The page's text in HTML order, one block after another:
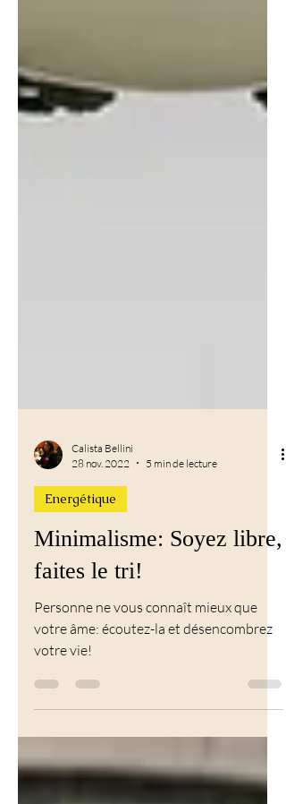
Calista Bellini
28 nov. 2022
Energétique
Minimalisme: Soyez libre,
faites le tri!
Personne ne vous connaît mieux que
votre vie!